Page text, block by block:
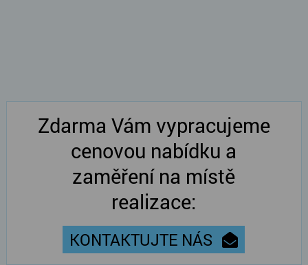
Zdarma Vám vypracujeme
cenovou nabídku a
zaměření na místě
realizace:
KONTAKTUJTE NÁS